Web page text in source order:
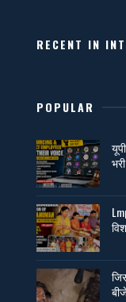
RECENT IN
POPULAR